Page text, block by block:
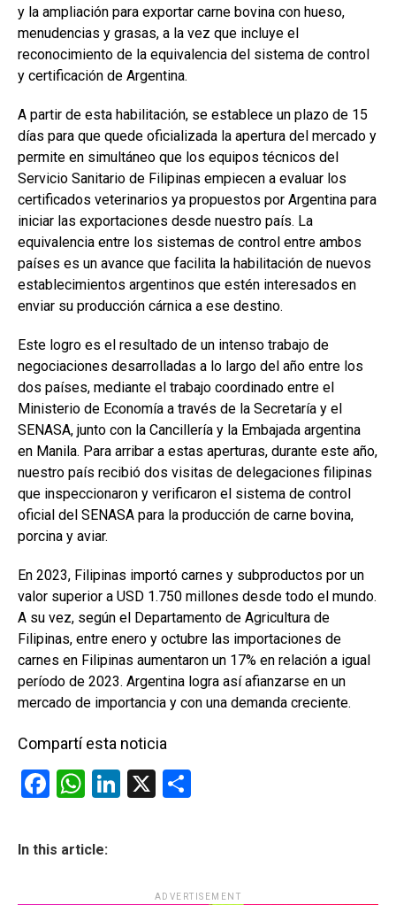
y la ampliación para exportar carne bovina con hueso,
menudencias y grasas, a la vez que incluye el
reconocimiento de la equivalencia del sistema de control
y certificación de Argentina.
A partir de esta habilitación, se establece un plazo de 15
días para que quede oficializada la apertura del mercado y
permite en simultáneo que los equipos técnicos del
Servicio Sanitario de Filipinas empiecen a evaluar los
certificados veterinarios ya propuestos por Argentina para
iniciar las exportaciones desde nuestro país. La
equivalencia entre los sistemas de control entre ambos
países es un avance que facilita la habilitación de nuevos
establecimientos argentinos que estén interesados en
enviar su producción cárnica a ese destino.
Este logro es el resultado de un intenso trabajo de
negociaciones desarrolladas a lo largo del año entre los
dos países, mediante el trabajo coordinado entre el
Ministerio de Economía a través de la Secretaría y el
SENASA, junto con la Cancillería y la Embajada argentina
en Manila. Para arribar a estas aperturas, durante este año,
nuestro país recibió dos visitas de delegaciones filipinas
que inspeccionaron y verificaron el sistema de control
oficial del SENASA para la producción de carne bovina,
porcina y aviar.
En 2023, Filipinas importó carnes y subproductos por un
valor superior a USD 1.750 millones desde todo el mundo.
A su vez, según el Departamento de Agricultura de
Filipinas, entre enero y octubre las importaciones de
carnes en Filipinas aumentaron un 17% en relación a igual
período de 2023. Argentina logra así afianzarse en un
mercado de importancia y con una demanda creciente.
Compartí esta noticia
F
ce
o
W
at
A
Li
n
X
ar
In this article:
ADVERTISEMENT